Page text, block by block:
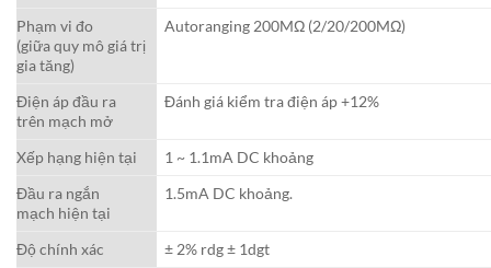
Phạm vi đo
(giữa quy mô giá trị
gia tăng)
Autoranging 200MΩ (2/20/200MΩ)
Điện áp đầu ra
trên mạch mở
Đánh giá kiểm tra điện áp +12%
Xếp hạng hiện tại
1 ~ 1.1mA DC khoảng
Đầu ra ngắn
mạch hiện tại
1.5mA DC khoảng.
Độ chính xác
± 2% rdg ± 1dgt